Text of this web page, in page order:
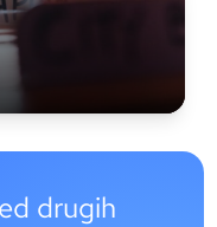
drugih